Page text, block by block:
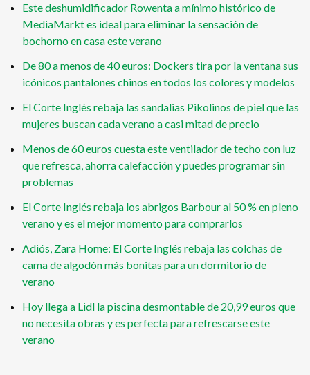
Este deshumidificador Rowenta a mínimo histórico de
MediaMarkt es ideal para eliminar la sensación de
bochorno en casa este verano
De 80 a menos de 40 euros: Dockers tira por la ventana sus
icónicos pantalones chinos en todos los colores y modelos
El Corte Inglés rebaja las sandalias Pikolinos de piel que las
mujeres buscan cada verano a casi mitad de precio
Menos de 60 euros cuesta este ventilador de techo con luz
que refresca, ahorra calefacción y puedes programar sin
problemas
El Corte Inglés rebaja los abrigos Barbour al 50 % en pleno
verano y es el mejor momento para comprarlos
Adiós, Zara Home: El Corte Inglés rebaja las colchas de
cama de algodón más bonitas para un dormitorio de
verano
Hoy llega a Lidl la piscina desmontable de 20,99 euros que
no necesita obras y es perfecta para refrescarse este
verano